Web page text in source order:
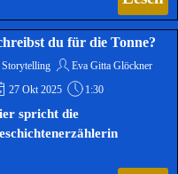
du für die Tonne?
Storytelling
Eva Gitta Glöckner
27 Okt 2025
1:30
spricht die